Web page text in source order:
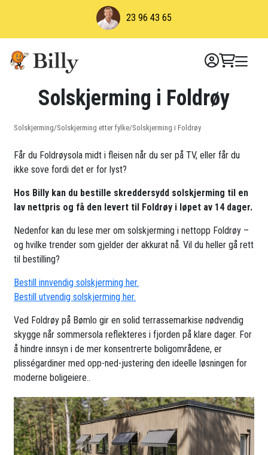
23 96 43 65
Solskjerming i Foldrøy
Solskjerming/Solskjerming etter fylke/Solskjerming i Foldrøy
Får du Foldrøysola midt i fleisen når du ser på TV, eller får du
ikke sove fordi det er for lyst?
Hos Billy kan du bestille skreddersydd solskjerming til en
lav nettpris og få den levert til Foldrøy i løpet av 14 dager.
Nedenfor kan du lese mer om solskjerming i nettopp Foldrøy –
og hvilke trender som gjelder der akkurat nå. Vil du heller gå rett
til bestilling?
Bestill innvendig solskjerming her.
Bestill utvendig solskjerming her.
Ved Foldrøy på Bømlo gir en solid terrassemarkise nødvendig
skygge når sommersola reflekteres i fjorden på klare dager. For
å hindre innsyn i de mer konsentrerte boligområdene, er
plisségardiner med opp-ned-justering den ideelle løsningen for
moderne boligeiere..